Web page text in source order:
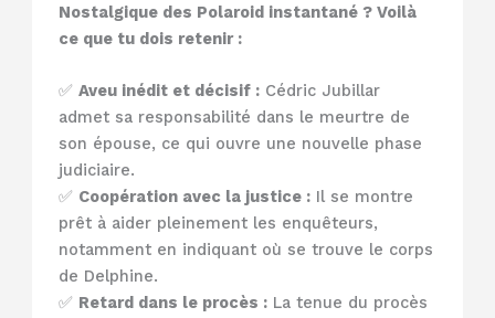
Nostalgique des Polaroid instantané ? Voilà
ce que tu dois retenir :
✅Aveu inédit et décisif : Cédric Jubillar
admet sa responsabilité dans le meurtre de
son épouse, ce qui ouvre une nouvelle phase
judiciaire.
✅ Coopération avec la justice : Il se montre
prêt à aider pleinement les enquêteurs,
notamment en indiquant où se trouve le corps
de Delphine.
✅ Retard dans le procès : La tenue du procès